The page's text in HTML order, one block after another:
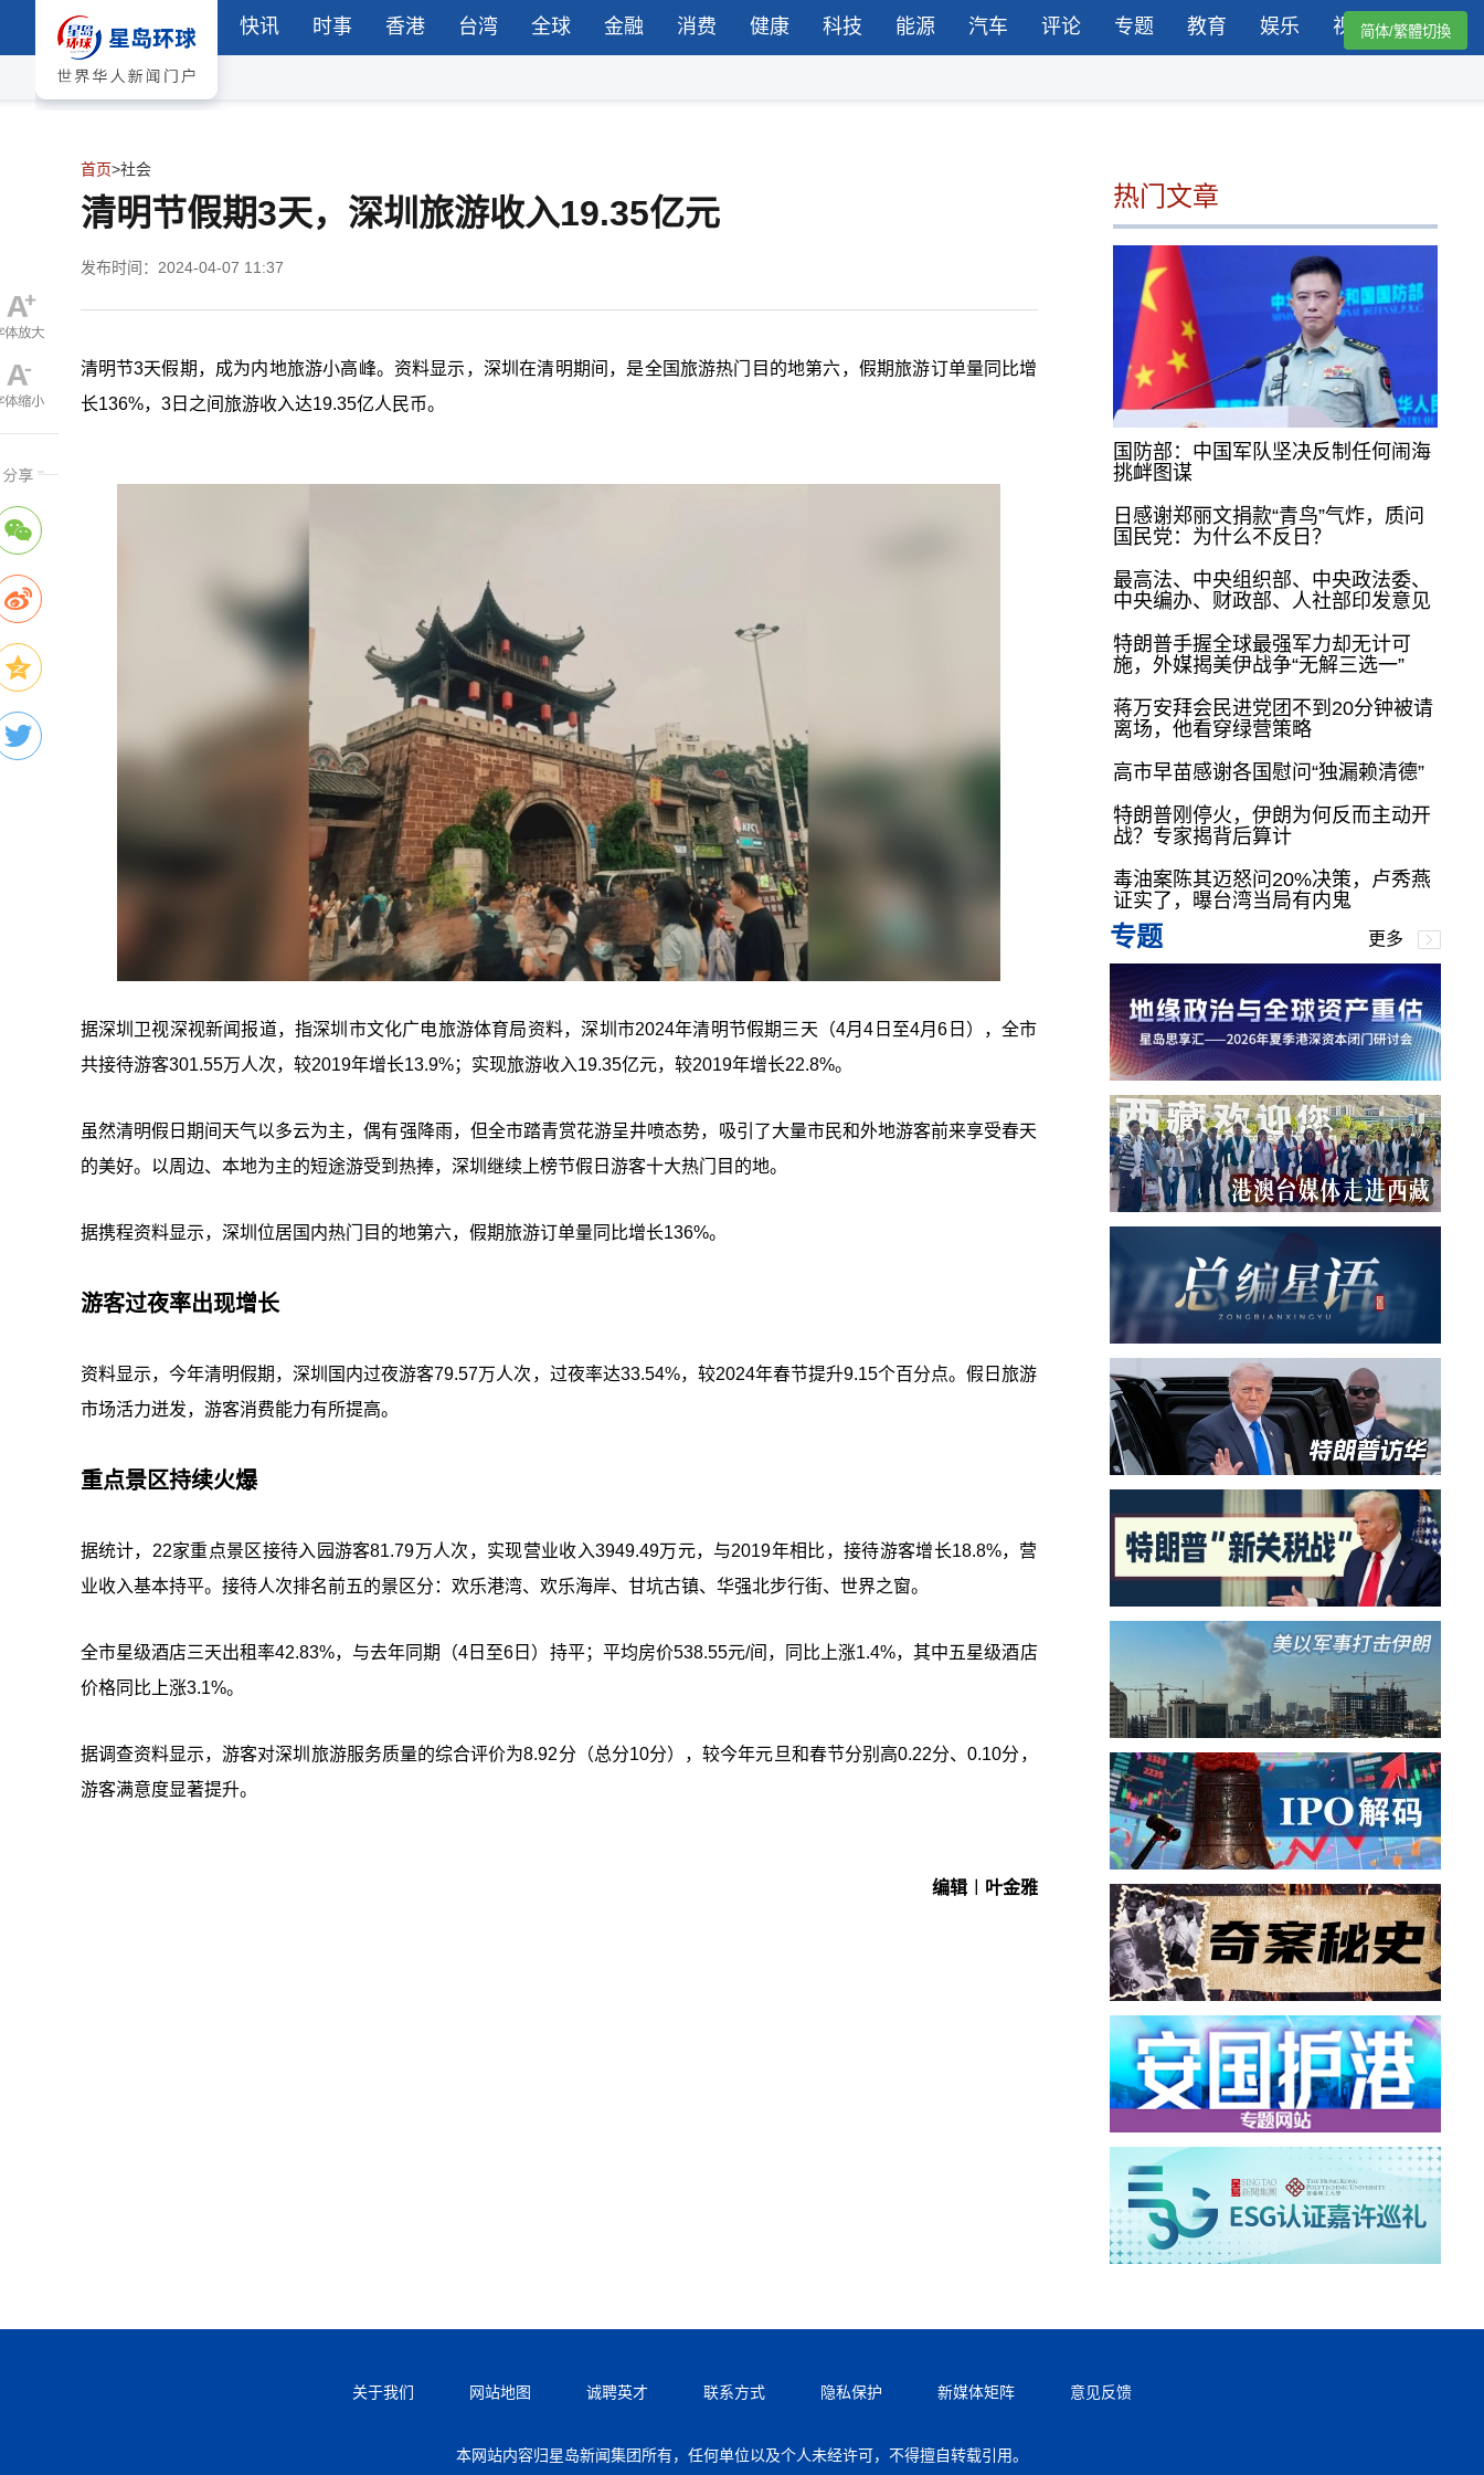
快讯 时事 香港 台湾 全球 金融 消费 健康 科技 能源 汽车 评论 专题 教育 娱乐 视频简体/繁體切換
首页>社会
清明节假期3天，深圳旅游收入19.35亿元
发布时间：2024-04-07 11:37
清明节3天假期，成为内地旅游小高峰。资料显示，深圳在清明期间，是全国旅游热门目的地第六，假期旅游订单量同比增
长136%，3日之间旅游收入达19.35亿人民币。
据深圳卫视深视新闻报道，指深圳市文化广电旅游体育局资料，深圳市2024年清明节假期三天（4月4日至4月6日），全市
共接待游客301.55万人次，较2019年增长13.9%；实现旅游收入19.35亿元，较2019年增长22.8%。
虽然清明假日期间天气以多云为主，偶有强降雨，但全市踏青赏花游呈井喷态势，吸引了大量市民和外地游客前来享受春天
的美好。以周边、本地为主的短途游受到热捧，深圳继续上榜节假日游客十大热门目的地。
据携程资料显示，深圳位居国内热门目的地第六，假期旅游订单量同比增长136%。
游客过夜率出现增长
资料显示，今年清明假期，深圳国内过夜游客79.57万人次，过夜率达33.54%，较2024年春节提升9.15个百分点。假日旅游
市场活力迸发，游客消费能力有所提高。
重点景区持续火爆
据统计，22家重点景区接待入园游客81.79万人次，实现营业收入3949.49万元，与2019年相比，接待游客增长18.8%，营
业收入基本持平。接待人次排名前五的景区分：欢乐港湾、欢乐海岸、甘坑古镇、华强北步行街、世界之窗。
全市星级酒店三天出租率42.83%，与去年同期（4日至6日）持平；平均房价538.55元/间，同比上涨1.4%，其中五星级酒店
价格同比上涨3.1%。
据调查资料显示，游客对深圳旅游服务质量的综合评价为8.92分（总分10分），较今年元旦和春节分别高0.22分、0.10分，
游客满意度显著提升。
编辑︱叶金雅
热门文章
国防部：中国军队坚决反制任何闹海
挑衅图谋
日感谢郑丽文捐款“青鸟”气炸，质问
国民党：为什么不反日？
最高法、中央组织部、中央政法委、
中央编办、财政部、人社部印发意见
特朗普手握全球最强军力却无计可
施，外媒揭美伊战争“无解三选一”
蒋万安拜会民进党团不到20分钟被请
离场，他看穿绿营策略
高市早苗感谢各国慰问“独漏赖清德”
特朗普刚停火，伊朗为何反而主动开
战？专家揭背后算计
毒油案陈其迈怒问20%决策，卢秀燕
证实了，曝台湾当局有内鬼
专题 更多
关于我们 网站地图 诚聘英才 联系方式 隐私保护 新媒体矩阵 意见反馈
本网站内容归星岛新闻集团所有，任何单位以及个人未经许可，不得擅自转载引用。